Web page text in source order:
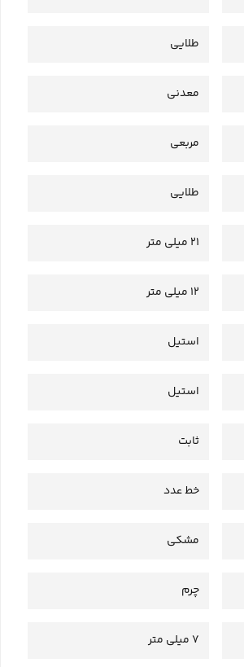
طلایی
معدنی
مربعی
طلایی
21 میلی متر
12 میلی متر
استیل
استیل
ثابت
خط عدد
مشکی
چرم
7 میلی متر